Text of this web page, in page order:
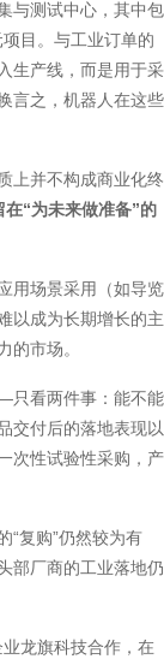
与测试中心，其中包
目。与工业订单的
生产线，而是用于采
言之，机器人在这些
上并不构成商业化终
“为未来做准备”的
用场景采用（如导览
以成为长期增长的主
的市场。
只看两件事：能不能
交付后的落地表现以
次性试验性采购，产
“复购”仍然较为有
部厂商的工业落地仍
龙旗科技合作，在